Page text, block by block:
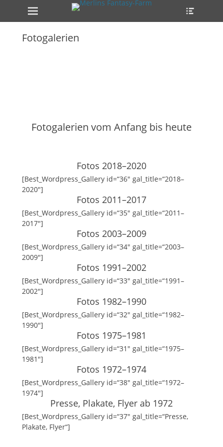
Primäres Menü
Zum
Inhalt
Fotogalerien
Fotogalerien vom Anfang bis heute
Fotos 2018–2020
[Best_Wordpress_Gallery id=“36″ gal_title=“2018–
2020″]
Fotos 2011–2017
[Best_Wordpress_Gallery id=“35″ gal_title=“2011–
2017″]
Fotos 2003–2009
[Best_Wordpress_Gallery id=“34″ gal_title=“2003–
2009″]
Fotos 1991–2002
[Best_Wordpress_Gallery id=“33″ gal_title=“1991–
2002″]
Fotos 1982–1990
[Best_Wordpress_Gallery id=“32″ gal_title=“1982–
1990″]
Fotos 1975–1981
[Best_Wordpress_Gallery id=“31″ gal_title=“1975–
1981″]
Fotos 1972–1974
[Best_Wordpress_Gallery id=“38″ gal_title=“1972–
1974″]
Presse, Plakate, Flyer ab 1972
[Best_Wordpress_Gallery id=“37″ gal_title=“Presse,
Plakate, Flyer“]